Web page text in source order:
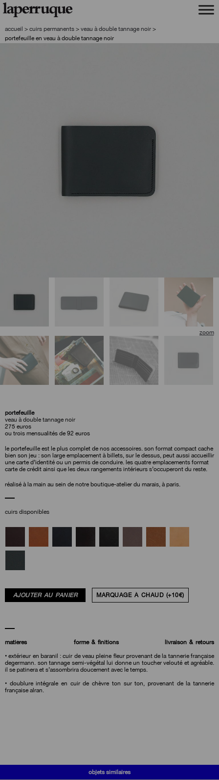
aller
navigation
aller
au
accueil > cuirs permanents > veau à double tannage noir >
portefeuille en veau à double tannage noir
portefeuille
veau à double tannage noir
275 euros
ou trois mensualités de 92 euros
le portefeuille est le plus complet de nos accessoires. son format compact cache
bien son jeu : son large emplacement à billets, sur le dessus, peut aussi accueillir
une carte d’identité ou un permis de conduire. les quatre emplacements format
carte de crédit ainsi que les deux rangements intérieurs s’occuperont du reste.
réalisé à la main au sein de notre boutique-atelier du marais, à paris.
cuirs disponibles
AJOUTER AU PANIER MARQUAGE À CHAUD (+10€)
matières forme & finitions
livraison & retours
• extérieur en baranil : cuir de veau pleine fleur provenant de la tannerie française
degermann. son tannage semi-végétal lui donne un toucher velouté et agréable.
il se patinera et s’assombrira doucement avec le temps.
• doublure intégrale en cuir de chèvre ton sur ton, provenant de la tannerie
française alran.
objets similaires